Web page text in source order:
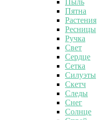
Пыль
Пятна
Растения
Ресницы
Ручка
Свет
Сердце
Сетка
Силуэты
Скетч
Следы
Снег
Солнце